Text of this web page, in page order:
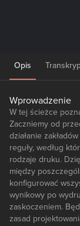
Opis
Wprowadzenie
W tej ścieżce
Zaczniemy od
działanie
reguły, według
rodzaje druku.
między
konfigurować
wynikowy po
zaskoczeniem.
zasad